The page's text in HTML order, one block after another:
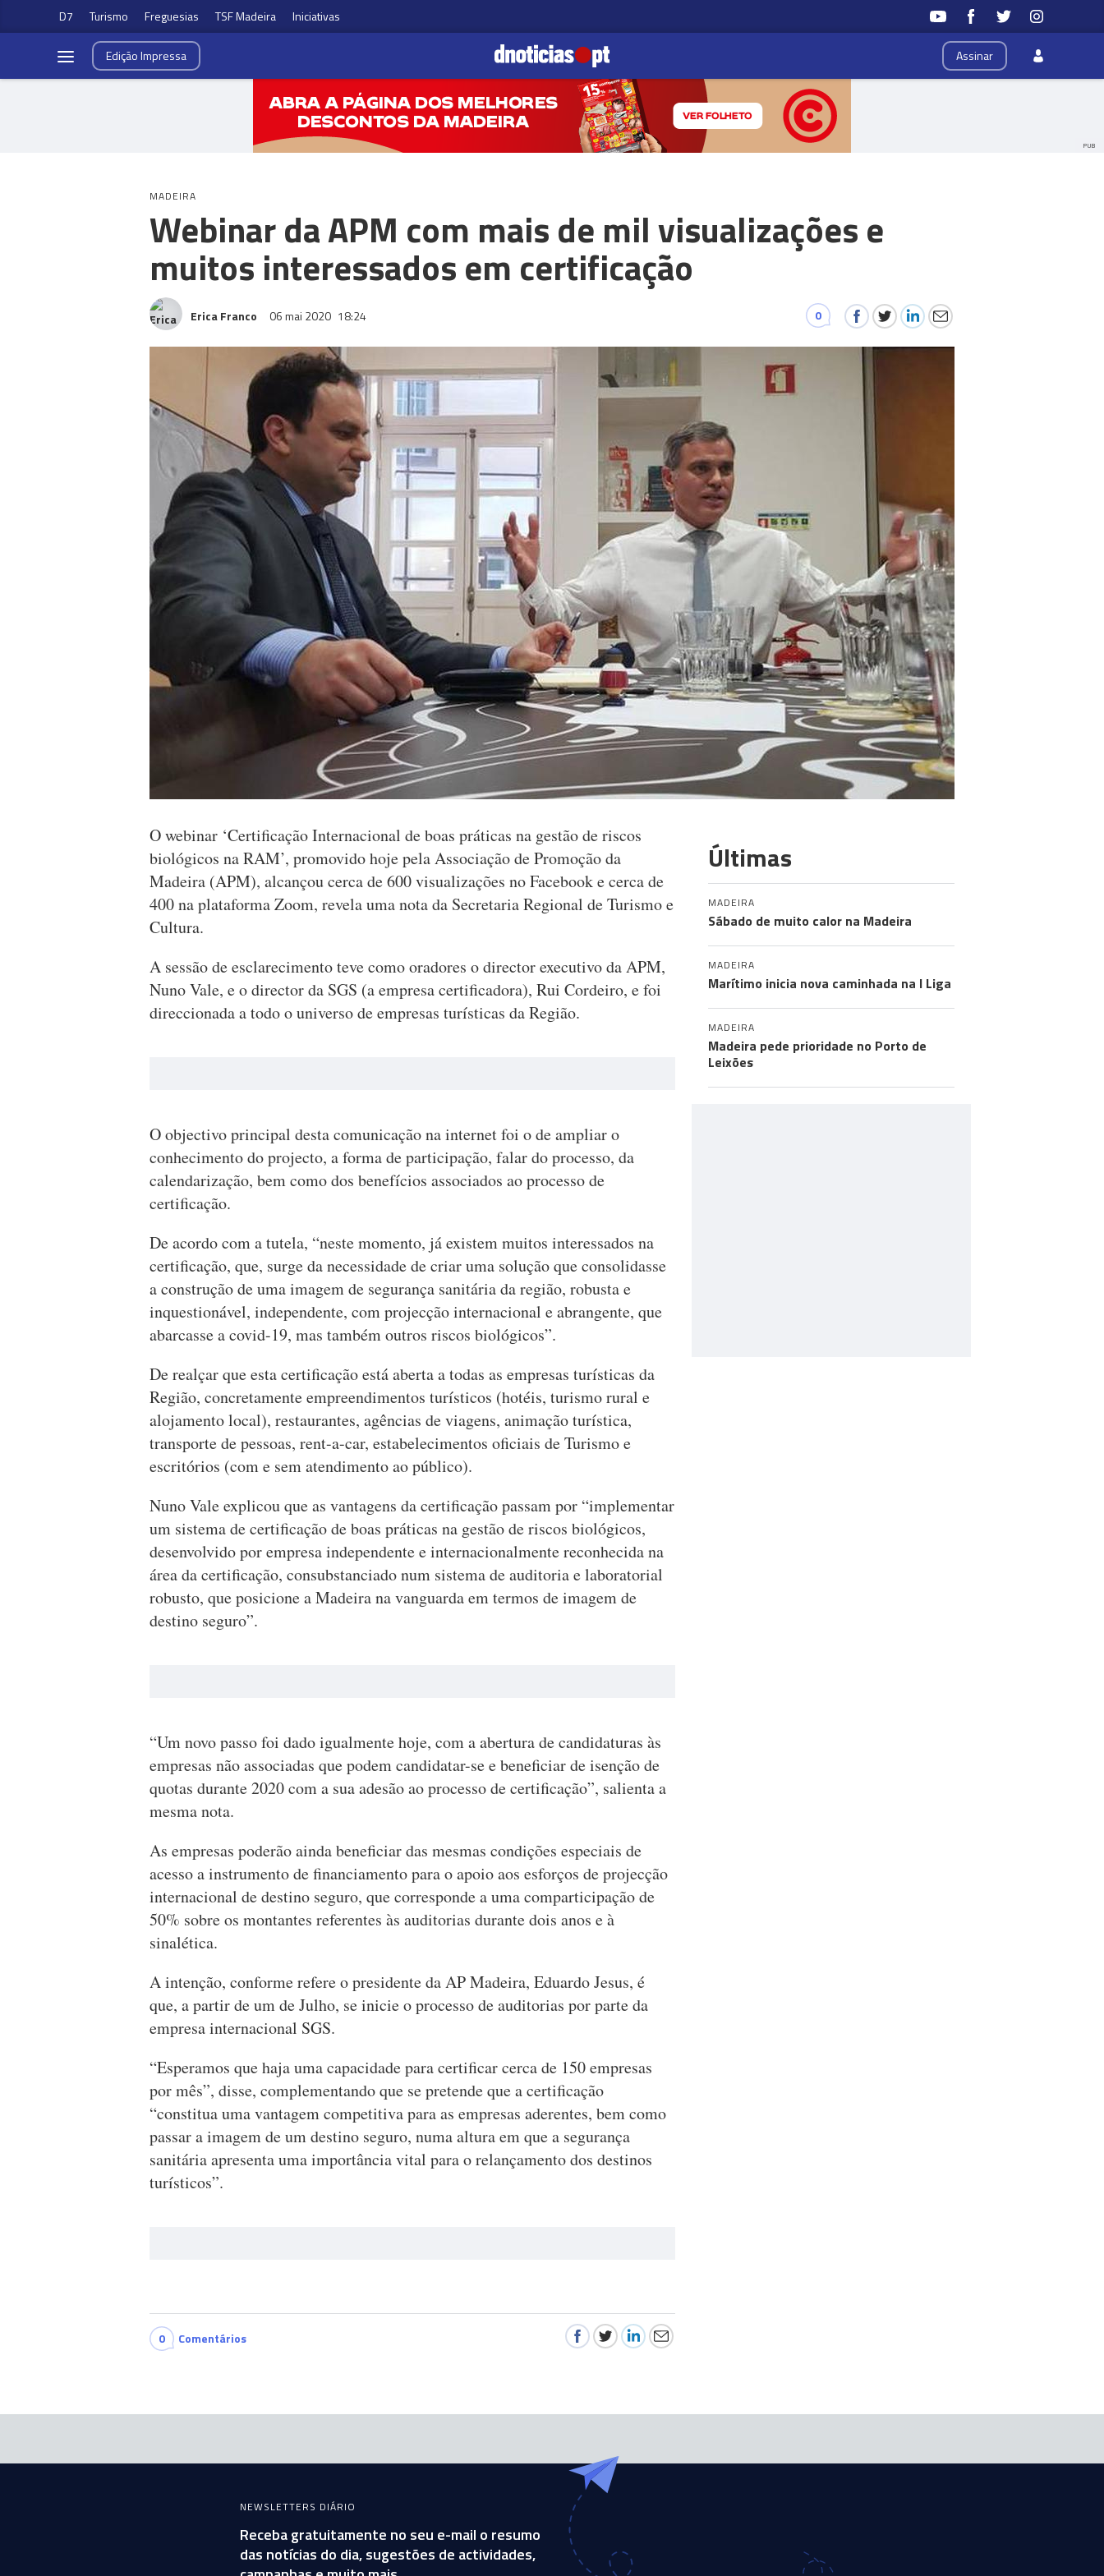
D7 Turismo Freguesias TSF Madeira Iniciativas
Assinar
EdiçãoImpressa
PUB
MADEIRA
Webinar da APM com mais de mil visualizações e
muitos interessados em certificação
Erica Franco 06 mai 2020 18:24 0
O webinar ‘Certificação Internacional de boas práticas na gestão de riscos
biológicos na RAM’, promovido hoje pela Associação de Promoção da
Madeira (APM), alcançou cerca de 600 visualizações no Facebook e cerca de
400 na plataforma Zoom, revela uma nota da Secretaria Regional de Turismo e
Cultura.
A sessão de esclarecimento teve como oradores o director executivo da APM,
Nuno Vale, e o director da SGS (a empresa certificadora), Rui Cordeiro, e foi
direccionada a todo o universo de empresas turísticas da Região.
O objectivo principal desta comunicação na internet foi o de ampliar o
conhecimento do projecto, a forma de participação, falar do processo, da
calendarização, bem como dos benefícios associados ao processo de
certificação.
De acordo com a tutela, “neste momento, já existem muitos interessados na
certificação, que, surge da necessidade de criar uma solução que consolidasse
a construção de uma imagem de segurança sanitária da região, robusta e
inquestionável, independente, com projecção internacional e abrangente, que
abarcasse a covid-19, mas também outros riscos biológicos”.
De realçar que esta certificação está aberta a todas as empresas turísticas da
Região, concretamente empreendimentos turísticos (hotéis, turismo rural e
alojamento local), restaurantes, agências de viagens, animação turística,
transporte de pessoas, rent-a-car, estabelecimentos oficiais de Turismo e
escritórios (com e sem atendimento ao público).
Nuno Vale explicou que as vantagens da certificação passam por “implementar
um sistema de certificação de boas práticas na gestão de riscos biológicos,
desenvolvido por empresa independente e internacionalmente reconhecida na
área da certificação, consubstanciado num sistema de auditoria e laboratorial
robusto, que posicione a Madeira na vanguarda em termos de imagem de
destino seguro”.
“Um novo passo foi dado igualmente hoje, com a abertura de candidaturas às
empresas não associadas que podem candidatar-se e beneficiar de isenção de
quotas durante 2020 com a sua adesão ao processo de certificação”, salienta a
mesma nota.
As empresas poderão ainda beneficiar das mesmas condições especiais de
acesso a instrumento de financiamento para o apoio aos esforços de projecção
internacional de destino seguro, que corresponde a uma comparticipação de
50% sobre os montantes referentes às auditorias durante dois anos e à
sinalética.
A intenção, conforme refere o presidente da AP Madeira, Eduardo Jesus, é
que, a partir de um de Julho, se inicie o processo de auditorias por parte da
empresa internacional SGS.
“Esperamos que haja uma capacidade para certificar cerca de 150 empresas
por mês”, disse, complementando que se pretende que a certificação
“constitua uma vantagem competitiva para as empresas aderentes, bem como
passar a imagem de um destino seguro, numa altura em que a segurança
sanitária apresenta uma importância vital para o relançamento dos destinos
turísticos”.
0 Comentários
Últimas
MADEIRA
Sábado de muito calor na Madeira
MADEIRA
Marítimo inicia nova caminhada na I Liga
MADEIRA
Madeira pede prioridade no Porto de
Leixões
NEWSLETTERS DIÁRIO
Receba gratuitamente no seu e-mail o resumo
das notícias do dia, sugestões de actividades,